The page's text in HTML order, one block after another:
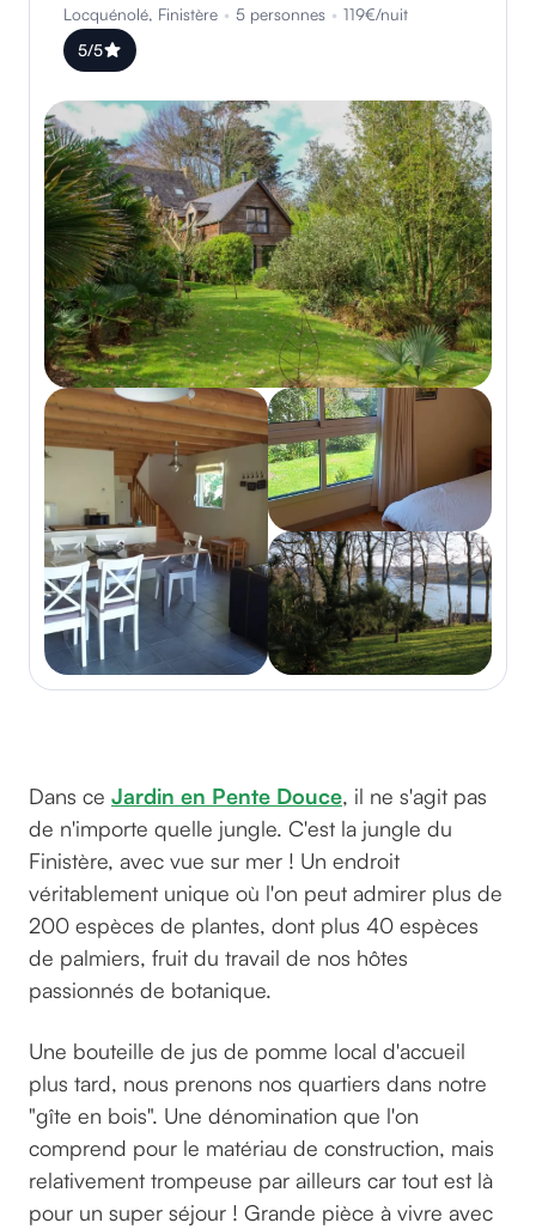
Locquénolé, Finistère • 5 personnes • 119€/nuit
5/5
Dans ce Jardin en Pente Douce, il ne s'agit pas
de n'importe quelle jungle. C'est la jungle du
Finistère, avec vue sur mer ! Un endroit
véritablement unique où l'on peut admirer plus de
200 espèces de plantes, dont plus 40 espèces
de palmiers, fruit du travail de nos hôtes
passionnés de botanique.
Une bouteille de jus de pomme local d'accueil
plus tard, nous prenons nos quartiers dans notre
"gîte en bois". Une dénomination que l'on
comprend pour le matériau de construction, mais
relativement trompeuse par ailleurs car tout est là
pour un super séjour ! Grande pièce à vivre avec